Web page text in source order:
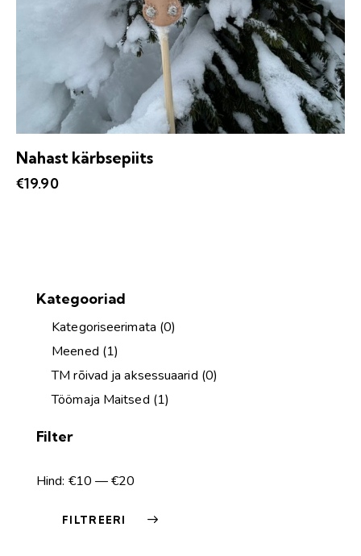
Nahast kärbsepiits
€19.90
Kategooriad
Kategoriseerimata (0)
Meened (1)
TM rõivad ja aksessuaarid (0)
Töömaja Maitsed (1)
Filter
FILTREERI
Hind: €10 —€20